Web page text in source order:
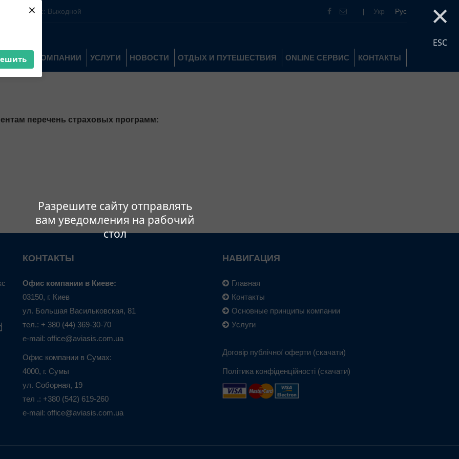
× ×
ESC
Разрешите сайту отправлять
вам уведомления на рабочий
стол
16:00 Вс: Выходной | Укр Рус
О КОМПАНИИ УСЛУГИ НОВОСТИ ОТДЫХ И ПУТЕШЕСТВИЯ ONLINE СЕРВИС КОНТАКТЫ
перечень страховых программ:
КОНТАКТЫ
Офис компании в Киеве:
03150, г. Киев
ул. Большая Васильковская, 81
тел.: + 380 (44) 369-30-70
e-mail: office@aviasis.com.ua
Офис компании в Сумах:
4000, г. Сумы
ул. Соборная, 19
тел .: +380 (542) 619-260
e-mail: office@aviasis.com.ua
НАВИГАЦИЯ
Главная
Контакты
Основные принципы компании
Услуги
Договір публічної оферти (скачати)
Політика конфіденційності (скачати)